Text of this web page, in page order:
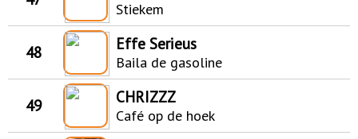
Stiekem
48 Effe Serieus
Baila de gasoline
49 CHRIZZZ
Café op de hoek